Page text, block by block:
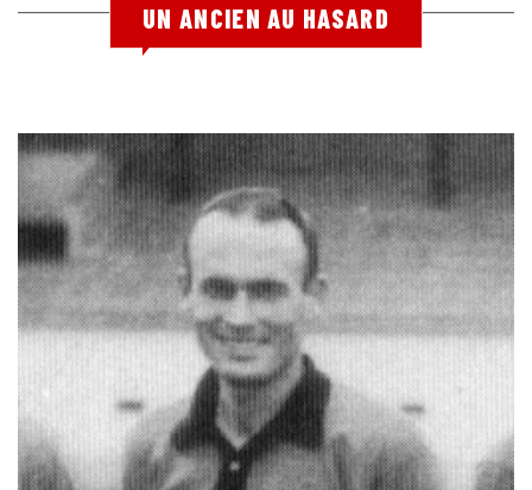
UN ANCIEN AU HASARD